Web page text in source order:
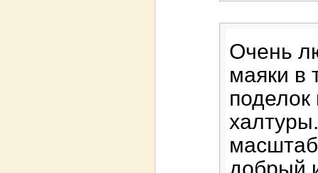
Очень
маяки в
поделок